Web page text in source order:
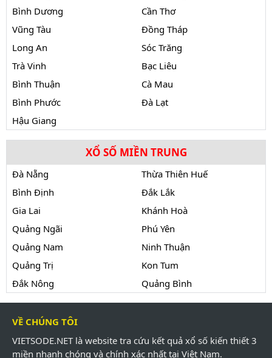
Bình Dương
Cần Thơ
Vũng Tàu
Đồng Tháp
Long An
Sóc Trăng
Trà Vinh
Bạc Liêu
Bình Thuận
Cà Mau
Bình Phước
Đà Lạt
Hậu Giang
XỔ SỐ MIỀN TRUNG
Đà Nẵng
Thừa Thiên Huế
Bình Định
Đắk Lắk
Gia Lai
Khánh Hoà
Quảng Ngãi
Phú Yên
Quảng Nam
Ninh Thuận
Quảng Trị
Kon Tum
Đắk Nông
Quảng Bình
VỀ CHÚNG TÔI
VIETSODE.NET là website tra cứu kết quả xổ số kiến thiết 3
miền nhanh chóng và chính xác nhất tại Việt Nam.